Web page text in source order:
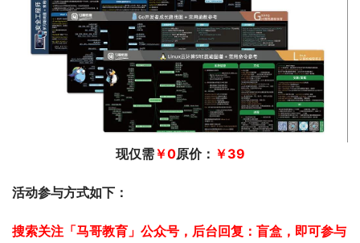
现仅需￥0原价： ￥39
活动参与方式如下：
搜索关注「马哥教育」公众号，后台回复：盲盒，即可参与